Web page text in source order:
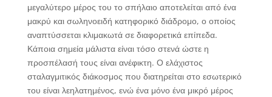
μεγαλύτερο μέρος του το σπήλαιο αποτελείται από ένα
μακρύ και σωληνοειδή κατηφορικό διάδρομο, ο οποίος
αναπτύσσεται κλιμακωτά σε διαφορετικά επίπεδα.
Κάποια σημεία μάλιστα είναι τόσο στενά ώστε η
προσπέλασή τους είναι ανέφικτη. Ο ελάχιστος
σταλαγμιτικός διάκοσμος που διατηρείται στο εσωτερικό
του είναι λεηλατημένος, ενώ ένα μόνο ένα μικρό μέρος